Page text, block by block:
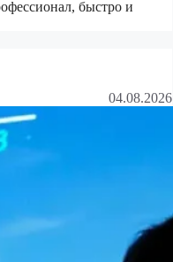
быстро и
04.08.2026